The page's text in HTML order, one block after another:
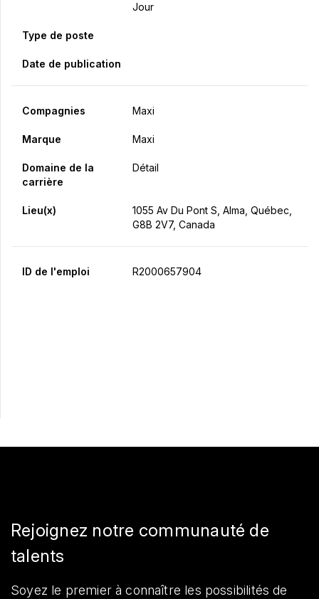
Jour
Type de poste
Date de publication
Compagnies Maxi
Marque Maxi
Domaine de la
carrière
Détail
Lieu(x)
1055 Av Du Pont S, Alma, Québec,
G8B 2V7, Canada
ID de l'emploi R2000657904
Rejoignez notre communauté de
talents
Soyez le premier à connaître les possibilités de